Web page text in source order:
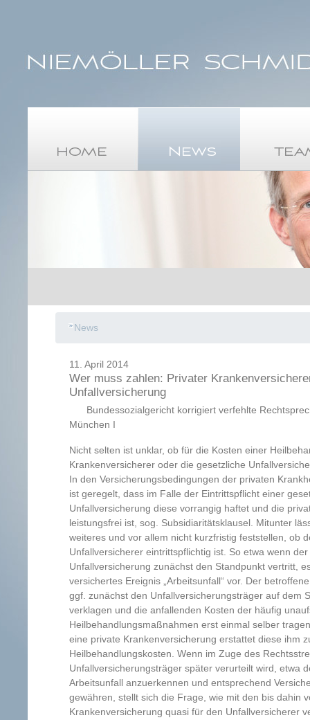
News
11. April 2014
Wer muss zahlen: Privater
Unfallversicherung
Bundessozialgericht korrigiert verfehlte
München I
Nicht selten ist unklar, ob für die Kosten einer
Krankenversicherer oder die gesetzliche
In den Versicherungsbedingungen der privaten
ist geregelt, dass im Falle der Eintrittspflicht einer
Unfallversicherung diese vorrangig haftet und die
leistungsfrei ist, sog. Subsidiaritätsklausel. Mitunter
weiteres und vor allem nicht kurzfristig feststellen, ob
Unfallversicherer eintrittspflichtig ist. So etwa wenn
Unfallversicherung zunächst den Standpunkt vertritt,
versichertes Ereignis „Arbeitsunfall“ vor. Der
ggf. zunächst den Unfallversicherungsträger auf dem
verklagen und die anfallenden Kosten der häufig
Heilbehandlungsmaßnahmen erst einmal selber
eine private Krankenversicherung erstattet diese ihm
Heilbehandlungskosten. Wenn im Zuge des
Unfallversicherungsträger später verurteilt wird, etwa
Arbeitsunfall anzuerkennen und entsprechend
gewähren, stellt sich die Frage, wie mit den bis dahin
Krankenversicherung quasi für den Unfallversicherer